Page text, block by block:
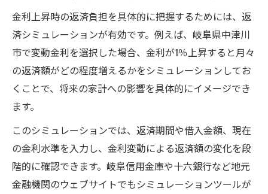
金利上昇時の返済負担を具体的に把握するためには、返
済シミュレーションが有効です。例えば、岐阜県中津川
市で変動金利を選択した場合、金利が1％上昇すると月々
の返済額がどの程度増えるかをシミュレーションしてお
くことで、将来の家計への影響を具体的にイメージでき
ます。
このシミュレーションでは、返済期間や借入金額、現在
の金利水準を入力し、金利変動による返済額の変化を段
階的に確認できます。岐阜信用金庫や十六銀行など地元
金融機関のウェブサイトでもシミュレーションツールが